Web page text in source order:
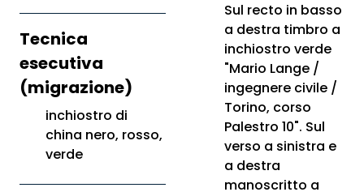
Tecnica
esecutiva
(migrazione)
inchiostro di
china nero, rosso,
verde
Sul recto in basso
a destra timbro a
inchiostro verde
"Mario Lange /
ingegnere civile /
Torino, corso
Palestro 10". Sul
verso a sinistra e
a destra
manoscritto a